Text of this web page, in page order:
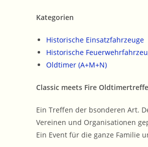
Kategorien
Historische Einsatzfahrzeuge
Historische
Oldtimer (A+M+N)
Classic meets Fire
Ein Treffen der bsonderen Art.
Vereinen und Organisationen
Ein Event für die ganze Familie